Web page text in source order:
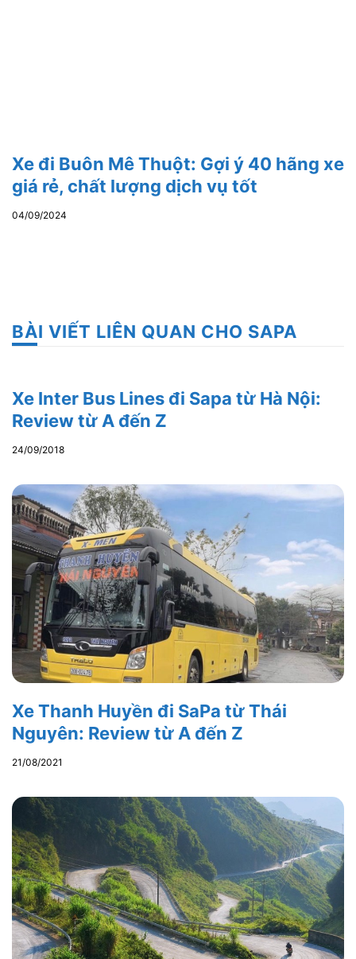
Xe đi Buôn Mê Thuột: Gợi ý 40 hãng xe
giá rẻ, chất lượng dịch vụ tốt
04/09/2024
BÀI VIẾT LIÊN QUAN CHO SAPA
Xe Inter Bus Lines đi Sapa từ Hà Nội:
Review từ A đến Z
24/09/2018
Xe Thanh Huyền đi SaPa từ Thái
Nguyên: Review từ A đến Z
21/08/2021